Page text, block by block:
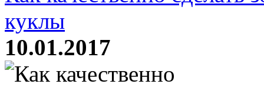
куклы
10.01.2017